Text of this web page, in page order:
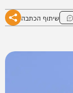
שיתוף הכתבה